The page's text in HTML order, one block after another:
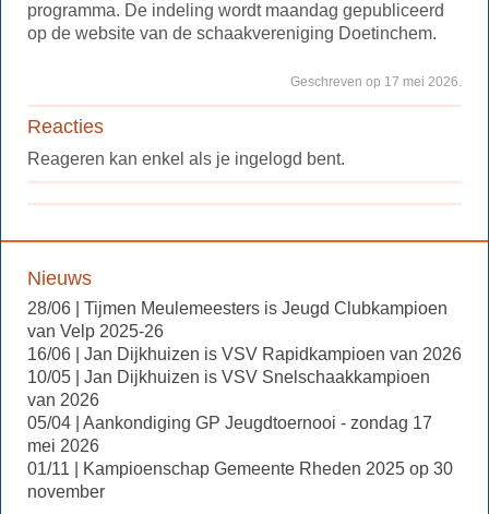
programma. De indeling wordt maandag gepubliceerd
op de website van de schaakvereniging Doetinchem.
Geschreven op 17 mei 2026.
Reacties
Reageren kan enkel als je ingelogd bent.
Nieuws
28/06 | Tijmen Meulemeesters is Jeugd Clubkampioen
van Velp 2025-26
16/06 | Jan Dijkhuizen is VSV Rapidkampioen van 2026
10/05 | Jan Dijkhuizen is VSV Snelschaakkampioen
van 2026
05/04 | Aankondiging GP Jeugdtoernooi - zondag 17
mei 2026
01/11 | Kampioenschap Gemeente Rheden 2025 op 30
november